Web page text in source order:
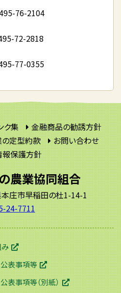
76-2104
72-2818
77-0355
ク集
金融商品の勧誘方針
定型約款
お問い合わせ
報保護方針
農業協同組合
庄市早稲田の杜1-14-1
24-7711
表事項等
表事項等（別紙）